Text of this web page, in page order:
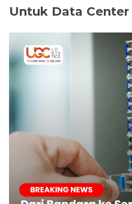
Untuk Data Center